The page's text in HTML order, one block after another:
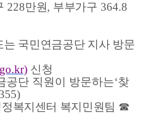
228만원, 부부가구 364.8
국민연금공단 지사 방문
신청
공단 직원이 방문하는‘찾
복지센터 복지민원팀 ☎